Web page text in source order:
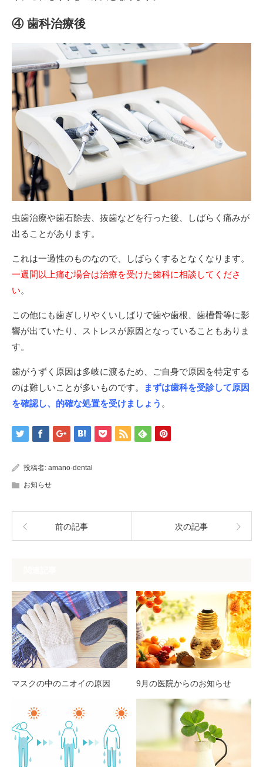
④ 歯科治療後
虫歯治療や歯石除去、抜歯などを行った後、しばらく痛みが
出ることがあります。
これは一過性のものなので、しばらくするとなくなります。
一週間以上痛む場合は治療を受けた歯科に相談してくださ
い。
この他にも歯ぎしりやくいしばりで歯や歯根、歯槽骨等に影
響が出ていたり、ストレスが原因となっていることもありま
す。
歯がうずく原因は多岐に渡るため、ご自身で原因を特定する
のは難しいことが多いものです。
まずは歯科を受診して原因
を確認し、的確な処置を受けましょう 。
投稿者: amano-dental
お知らせ
前の記事 次の記事
マスクの中のニオイの原因 9月の医院からのお知らせ